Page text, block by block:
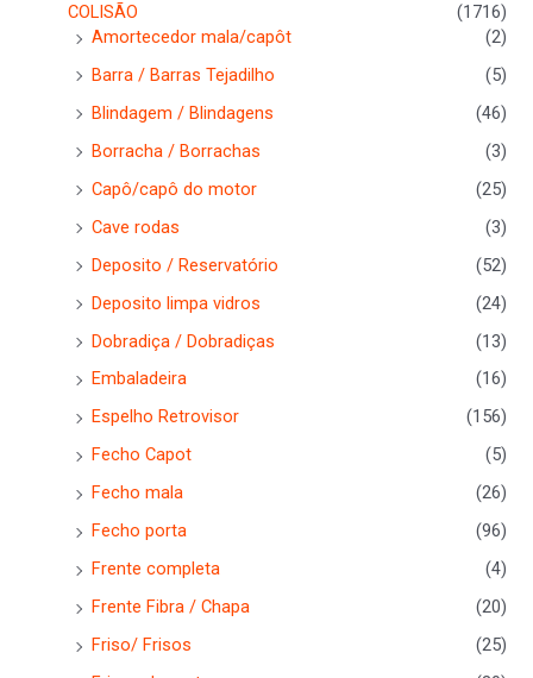
COLISÃO
(1716)
Amortecedor mala/capôt
(2)
Barra / Barras Tejadilho
(5)
Blindagem / Blindagens
(46)
Borracha / Borrachas
(3)
Capô/capô do motor
(25)
Cave rodas
(3)
Deposito / Reservatório
(52)
Deposito limpa vidros
(24)
Dobradiça / Dobradiças
(13)
Embaladeira
(16)
Espelho Retrovisor
(156)
Fecho Capot
(5)
Fecho mala
(26)
Fecho porta
(96)
Frente completa
(4)
Frente Fibra / Chapa
(20)
Friso/ Frisos
(25)